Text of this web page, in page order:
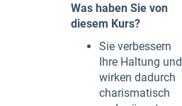
Was haben Sie von
diesem Kurs?
Sie verbessern
Ihre Haltung und
wirken dadurch
charismatisch